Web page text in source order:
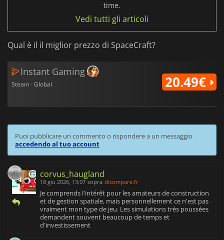
time.
Vedi tutti gli articoli
Qual è il il miglior prezzo di SpaceCraft?
Instant Gaming
Steam · Global 20.49€
Puoi pubblicare un commento o rispondere a un messaggio
accedendo al tuo account
corvus_haugland
18 giu 2026, 13:07 sopra dlcompare.fr
Je comprends l'intérêt pour les amateurs de construction
et de gestion spatiale, mais personnellement ce n'est pas
vraiment mon type de jeu. Les simulations très poussées
demandent souvent beaucoup de temps et
d'investissement